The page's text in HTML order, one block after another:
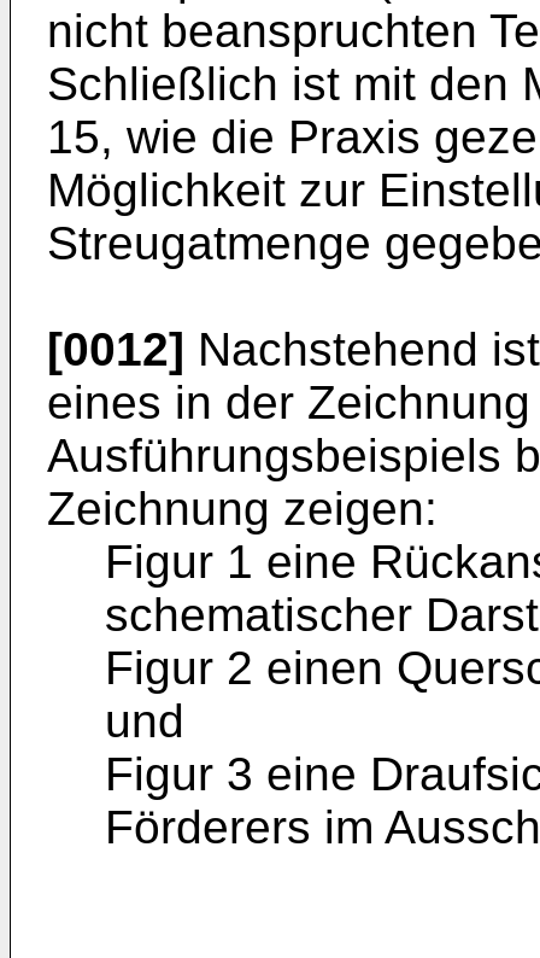
nicht beanspruchten
Schließlich ist mit den
15, wie die Praxis
Möglichkeit zur
Streugatmenge
[0012] Nachstehend
eines in der
Ausführungsbeispiels
Zeichnung zeigen:
Figur 1 eine
schematischer
Figur 2 einen
und
Figur 3 eine
Förderers im